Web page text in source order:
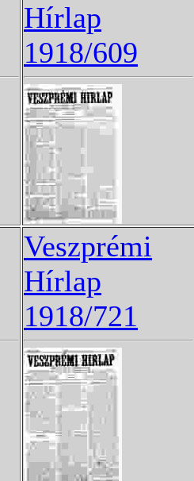
Hírlap
1918/609
Veszprémi
Hírlap
1918/721